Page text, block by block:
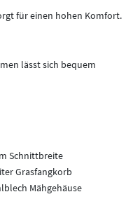
für einen hohen Komfort.
lässt sich bequem
Schnittbreite
Grasfangkorb
Mähgehäuse